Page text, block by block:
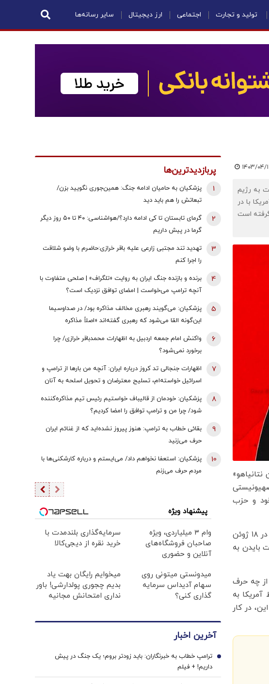
تولید و تجارت اجتماعی ارز دیجیتال سایر رسانه‌ها
- ۲۰:۴۳
به رژیم
با در
است
و حزب
نگارنده در این یادداشت که در پایگاه خبری-تحلیلی میدل ایست مانیتور منتشر شده است، نوشت: نتانیاهو در ۱۸ ژوئن
بایدن به
از چه حرف
توسط آمریکا به
در کار
پربازدیدترین‌ها
پزشکیان به حامیان ادامه جنگ: همین‌جوری نگویید بزن/
تبعاتش را هم باید دید
1
گرمای تابستان تا کی ادامه دارد؟/هواشناسی: ۴۰ تا ۵۰ روز دیگر
گرما در پیش داریم
2
تهدید تند مجتبی زارعی علیه باقر خرازی:حاضرم با وضو شلاقت
را اجرا کنم
3
برنده و بازنده جنگ ایران به روایت «تلگراف» | صلحی متفاوت با
آنچه ترامپ می‌خواست | امضای توافق نزدیک است؟
4
پزشکیان: می‌گویند رهبری مخالف مذاکره بود/ در صداوسیما
این‌گونه القا می‌شود که رهبری گفته‌اند «اصلاً مذاکره
5
واکنش امام جمعه اردبیل به اظهارات محمدباقر خرازی/ چرا
برخورد نمی‌شود؟
6
اظهارات جنجالی تد کروز درباره ایران: آنچه من بارها از ترامپ و
اسرائیل خواسته‌ام، تسلیح معترضان و تحویل اسلحه به آنان
7
پزشکیان: خودمان از قالیباف خواستیم رئیس تیم مذاکره‌کننده
شود/ چرا من و ترامپ توافق را امضا کردیم؟
8
بقائی خطاب به ترامپ: هنوز پیروز نشده‌اید که از غنائم ایران
حرف می‌زنید
9
پزشکیان: استعفا نخواهم داد/ می‌ایستم و درباره کارشکنی‌ها با
مردم حرف می‌زنم
10
پیشنهاد ویژه
وام ۳ میلیاردی، ویژه
صاحبان فروشگاه‌های
آنلاین و حضوری
سرمایه‌گذاری بلندمدت با
خرید نقره از دیجی‌کالا
میدونستی میتونی روی
سهام آدیداس سرمایه
گذاری کنی؟
میخوایم رایگان بهت یاد
بدیم چجوری پولدارشی! باور
نداری امتحانش مجانیه
آخرین اخبار
ترامپ خطاب به خبرنگاران: باید زودتر بروم؛ یک جنگ در پیش
داریم! + فیلم
1